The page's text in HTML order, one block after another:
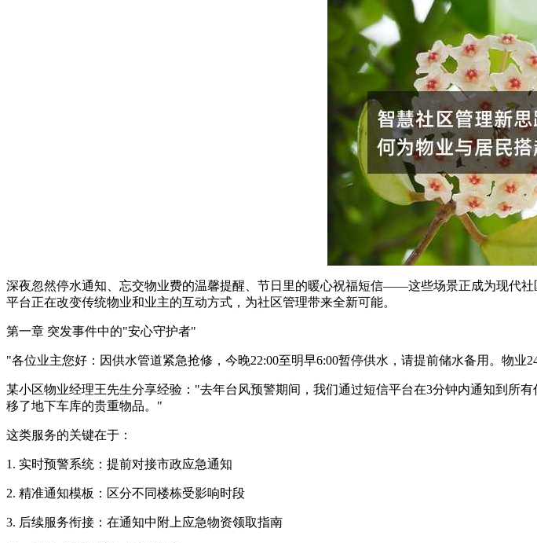
深夜忽然停水通知、忘交物业费的温馨提醒、节日里的暖心祝福短信——这些场景正成为现代
平台正在改变传统物业和业主的互动方式，为社区管理带来全新可能。
第一章 突发事件中的"安心守护者"
"各位业主您好：因供水管道紧急抢修，今晚22:00至明早6:00暂停供水，请提前储水备用。物
某小区物业经理王先生分享经验："去年台风预警期间，我们通过短信平台在3分钟内通知到所
移了地下车库的贵重物品。"
这类服务的关键在于：
1. 实时预警系统：提前对接市政应急通知
2. 精准通知模板：区分不同楼栋受影响时段
3. 后续服务衔接：在通知中附上应急物资领取指南